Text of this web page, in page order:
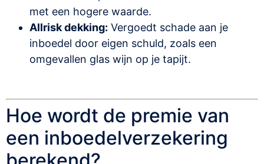
met een hogere waarde.
Allrisk dekking: Vergoedt schade aan je
inboedel door eigen schuld, zoals een
omgevallen glas wijn op je tapijt.
Hoe wordt de premie van
een inboedelverzekering